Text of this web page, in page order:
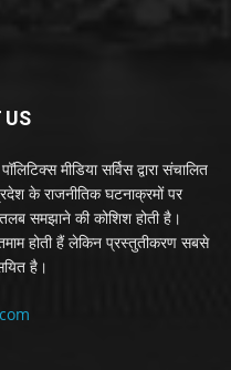
US
मीडिया सर्विस द्वारा संचालित
के राजनीतिक घटनाक्रमों पर
समझाने की कोशिश होती है।
होती हैं लेकिन प्रस्तुतीकरण सबसे
है।